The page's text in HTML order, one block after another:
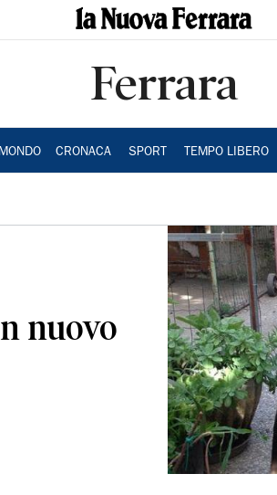
Ferrara
CRONACA SPORT TEMPO LIBERO
nuovo